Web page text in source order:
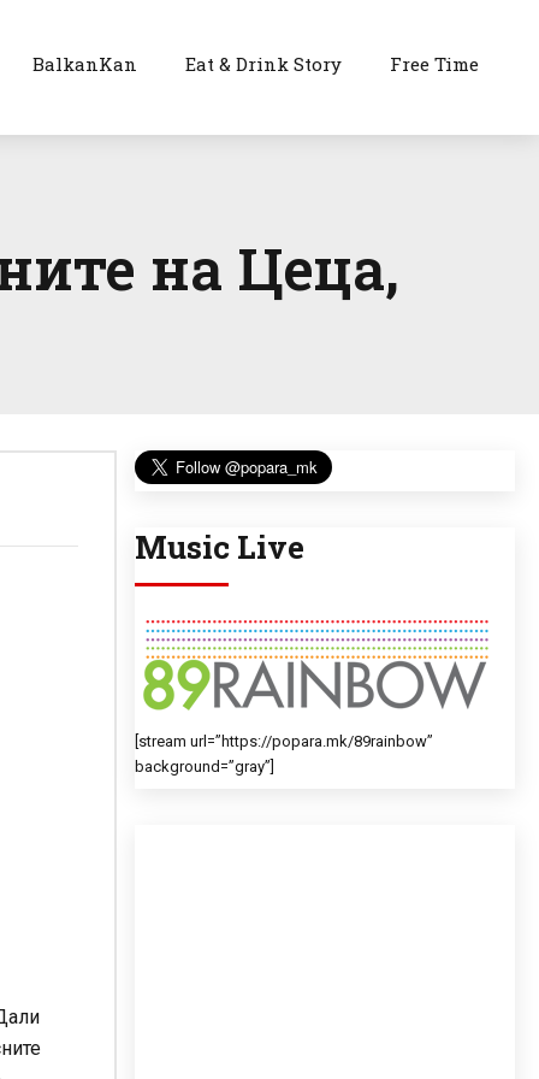
BalkanKan Eat & Drink Story Free Time
на Цеца,
Music Live
[stream url=”https://popara.mk/89rainbow”
background=”gray”]